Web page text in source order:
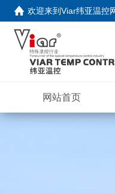
欢迎来到Viar纬亚温控
网站首页